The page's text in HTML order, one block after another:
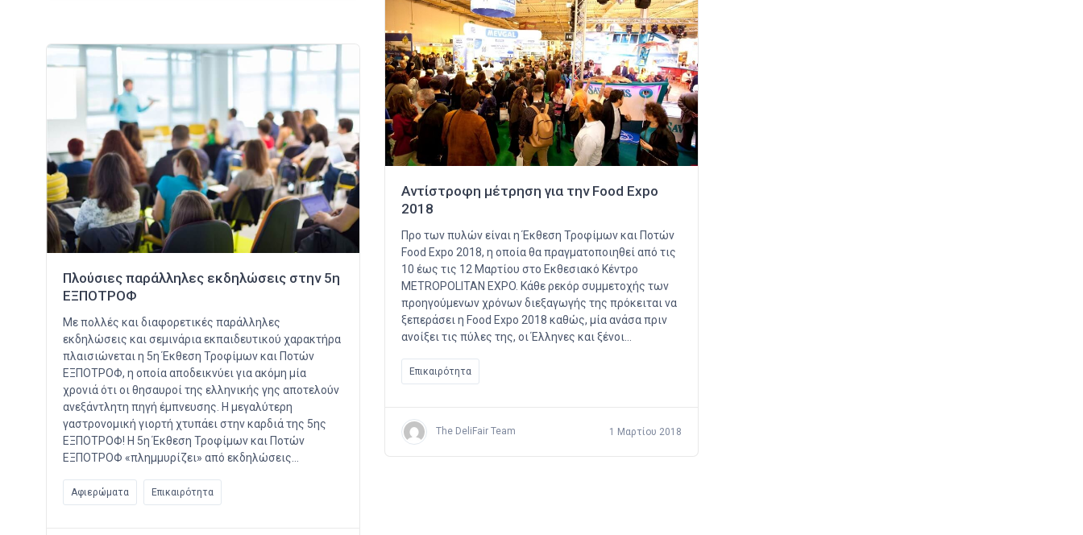
Αντίστροφη μέτρηση για την Food Expo
2018
Προ των πυλών είναι η Έκθεση Τροφίμων και Ποτών
Food Expo 2018, η οποία θα πραγματοποιηθεί από τις
10 έως τις 12 Μαρτίου στο Εκθεσιακό Κέντρο
METROPOLITAN EXPO. Κάθε ρεκόρ συμμετοχής των
προηγούμενων χρόνων διεξαγωγής της πρόκειται να
ξεπεράσει η Food Expo 2018 καθώς, μία ανάσα πριν
ανοίξει τις πύλες της, οι Έλληνες και ξένοι…
Επικαιρότητα
The DeliFair Team 1 Μαρτίου 2018
Πλούσιες παράλληλες εκδηλώσεις στην 5η
ΕΞΠΟΤΡΟΦ
Με πολλές και διαφορετικές παράλληλες
εκδηλώσεις και σεμινάρια εκπαιδευτικού χαρακτήρα
πλαισιώνεται η 5η Έκθεση Τροφίμων και Ποτών
ΕΞΠΟΤΡΟΦ, η οποία αποδεικνύει για ακόμη μία
χρονιά ότι οι θησαυροί της ελληνικής γης αποτελούν
ανεξάντλητη πηγή έμπνευσης. Η μεγαλύτερη
γαστρονομική γιορτή χτυπάει στην καρδιά της 5ης
ΕΞΠΟΤΡΟΦ! Η 5η Έκθεση Τροφίμων και Ποτών
ΕΞΠΟΤΡΟΦ «πλημμυρίζει» από εκδηλώσεις…
Αφιερώματα Επικαιρότητα